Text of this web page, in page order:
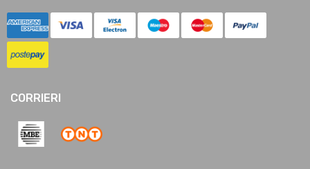
CORRIERI